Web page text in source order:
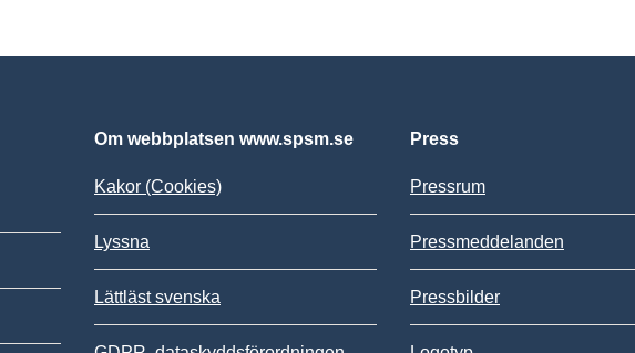
Om webbplatsen www.spsm.se
Kakor (Cookies)
Lyssna
Lättläst svenska
Press
Pressrum
Pressmeddelanden
Pressbilder